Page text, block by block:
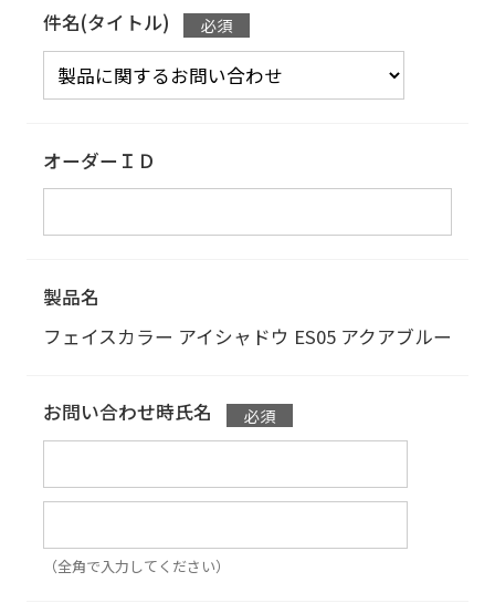
件名(タイトル)
オーダーＩＤ
製品名
フェイスカラー アイシャドウ ES05 アクアブルー
お問い合わせ時氏名
（全角で入力してください）